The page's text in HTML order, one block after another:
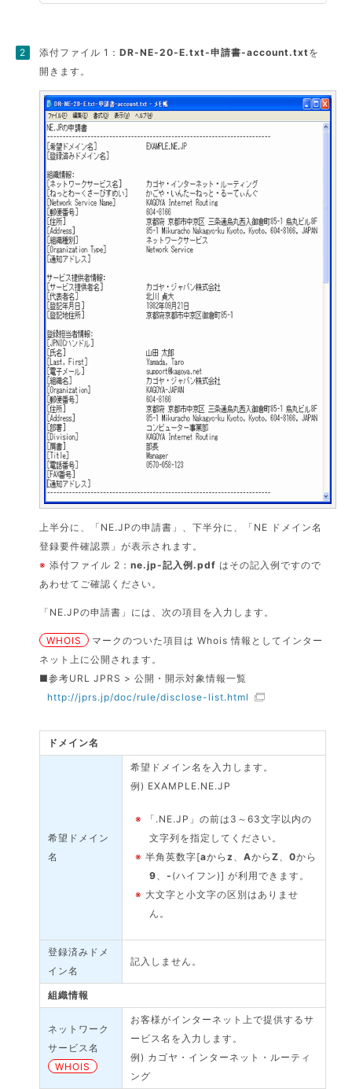
添付ファイル 1：DR-NE-20-E.txt-申請書-account.txtを
開きます。
上半分に、「NE.JPの申請書」、下半分に、「NE ドメイン名
登録要件確認票」が表示されます。
※添付ファイル 2：ne.jp-記入例.pdf はその記入例ですので
あわせてご確認ください。
「NE.JPの申請書」には、次の項目を入力します。
WHOIS
マークのついた項目は Whois 情報としてインター
ネット上に公開されます。
■参考URL JPRS > 公開・開示対象情報一覧
http://jprs.jp/doc/rule/disclose-list.html
ドメイン名
希望ドメイン
名
希望ドメイン名を入力します。
例) EXAMPLE.NE.JP
※
「.NE.JP」の前は3～63文字以内の
文字列を指定してください。
※半角英数字[aからz、AからZ、0から
9、- (ハイフン)] が利用できます。
※ 大文字と小文字の区別はありませ
ん。
登録済みドメ
イン名
記入しません。
組織情報
ネットワーク
サービス名
WHOIS
お客様がインターネット上で提供するサ
ービス名を入力します。
例) カゴヤ・インターネット・ルーティ
ング